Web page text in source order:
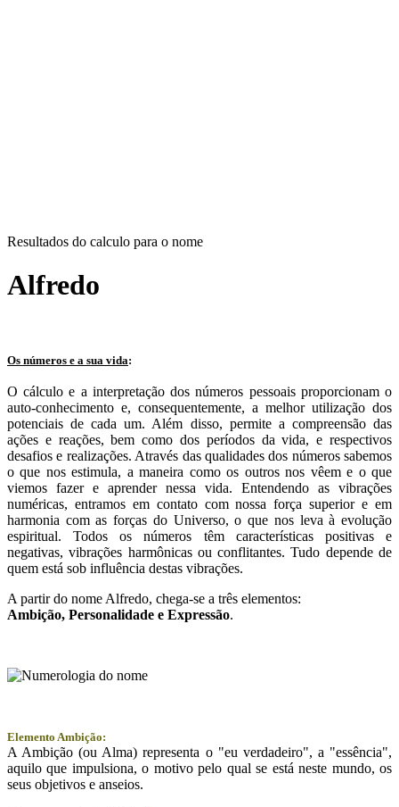
Resultados do calculo para o nome
Alfredo
Os números e a sua vida:
O cálculo e a interpretação dos números pessoais proporcionam o
auto-conhecimento e, consequentemente, a melhor utilização dos
potenciais de cada um. Além disso, permite a compreensão das
ações e reações, bem como dos períodos da vida, e respectivos
desafios e realizações. Através das qualidades dos números sabemos
o que nos estimula, a maneira como os outros nos vêem e o que
viemos fazer e aprender nessa vida. Entendendo as vibrações
numéricas, entramos em contato com nossa força superior e em
harmonia com as forças do Universo, o que nos leva à evolução
espiritual. Todos os números têm características positivas e
negativas, vibrações harmônicas ou conflitantes. Tudo depende de
quem está sob influência destas vibrações.
A partir do nome Alfredo, chega-se a três elementos:
Ambição, Personalidade e Expressão.
Elemento Ambição:
A Ambição (ou Alma) representa o "eu verdadeiro", a "essência",
aquilo que impulsiona, o motivo pelo qual se está neste mundo, os
seus objetivos e anseios.